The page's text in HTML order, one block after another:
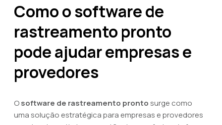
Como o software de
rastreamento pronto
pode ajudar empresas e
provedores
Osoftware de rastreamento pronto surge como
uma solução estratégica para empresas e provedores